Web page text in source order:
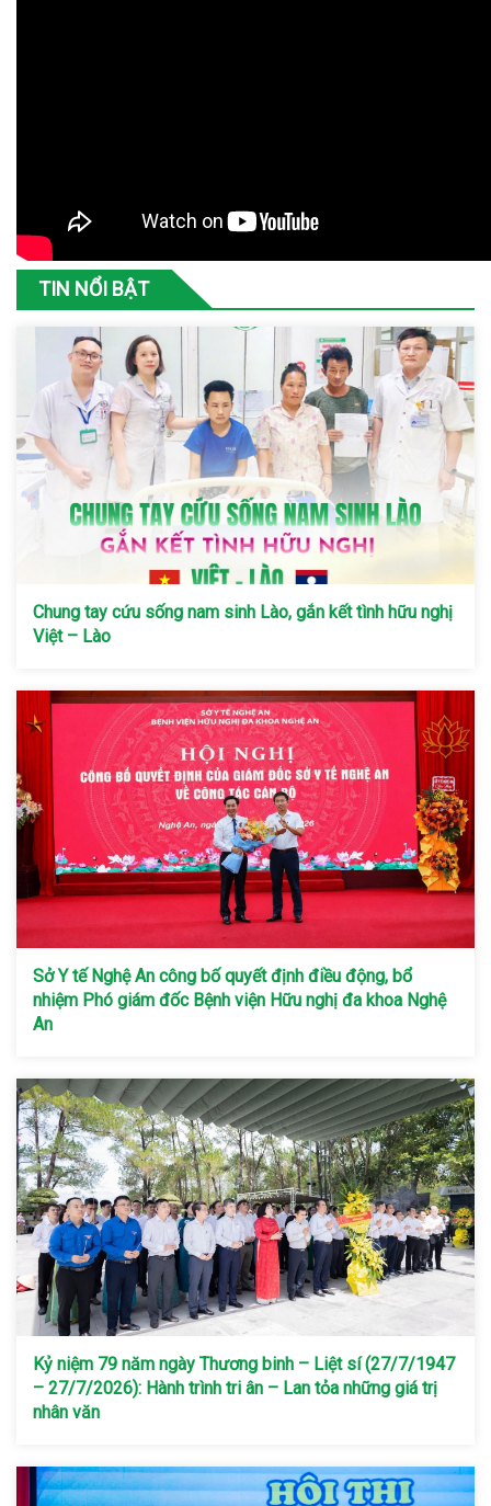
TIN NỔI BẬT
Chung tay cứu sống nam sinh Lào, gắn kết tình hữu nghị
Việt – Lào
Sở Y tế Nghệ An công bố quyết định điều động, bổ
nhiệm Phó giám đốc Bệnh viện Hữu nghị đa khoa Nghệ
An
Kỷ niệm 79 năm ngày Thương binh – Liệt sí (27/7/1947
– 27/7/2026): Hành trình tri ân – Lan tỏa những giá trị
nhân văn